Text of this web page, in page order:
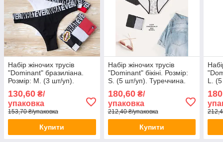
Набір жіночих трусів
"Dominant" бразиліана.
Розмір: M. (3 шт/уп).
Туреччина. (39150-1)
130,60 ₴/
упаковка
153,70 ₴/упаковка
Купити
Набір жіночих трусів
"Dominant" бікіні. Розмір:
S. (5 шт/уп). Туреччина.
(33000-418)
180,60₴/
упаковка
212,40 ₴/упаковка
Купити
L.